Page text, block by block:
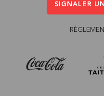
SIGNALER